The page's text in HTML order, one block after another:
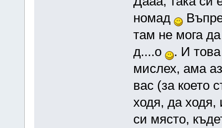
номад
там не мога
д....о
. И
мислех, ама
вас (за което
ходя, да ходя,
си място,